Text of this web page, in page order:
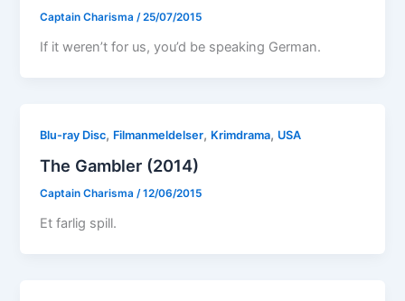
Captain Charisma /25/07/2015
If it weren’t for us, you’d be speaking German.
Blu-ray Disc, Filmanmeldelser, Krimdrama, USA
The Gambler (2014)
Captain Charisma/12/06/2015
Et farlig spill.